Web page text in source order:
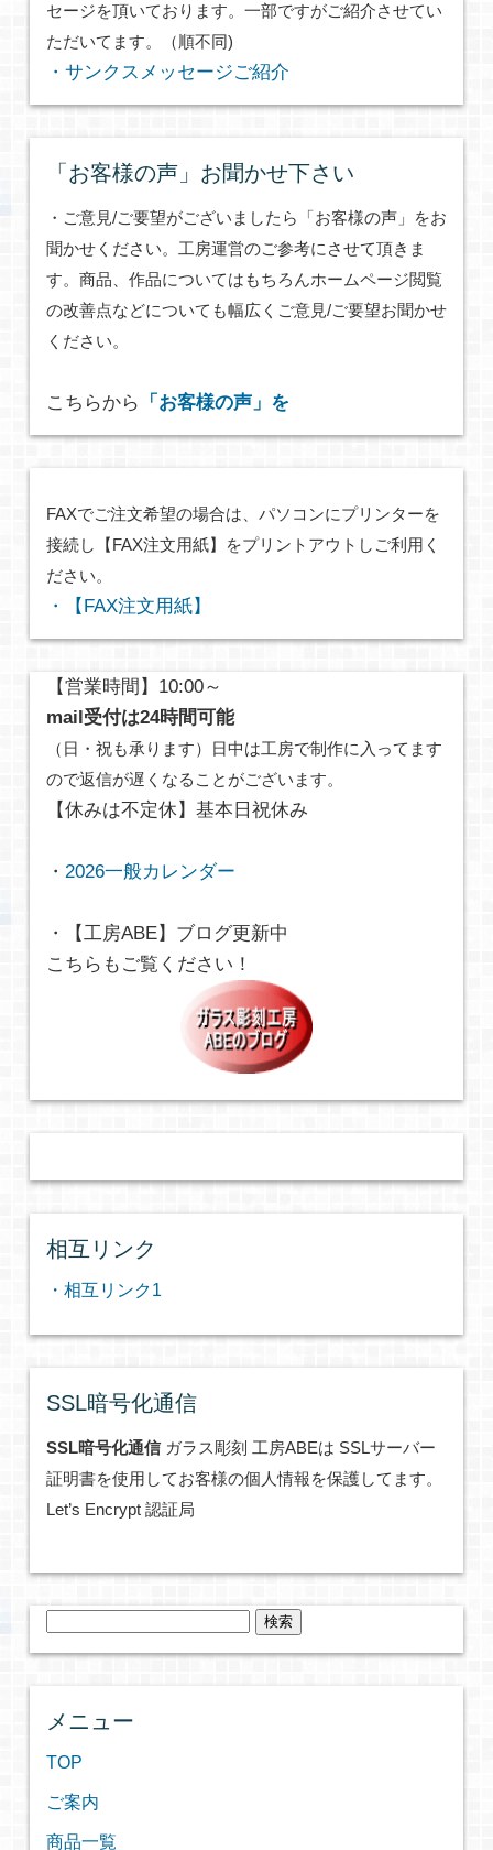
セージを頂いております。一部ですがご紹介させてい
ただいてます。（順不同)
・サンクスメッセージご紹介
「お客様の声」お聞かせ下さい
・ご意見/ご要望がございましたら「お客様の声」をお
聞かせください。工房運営のご参考にさせて頂きま
す。商品、作品についてはもちろんホームページ閲覧
の改善点などについても幅広くご意見/ご要望お聞かせ
ください。
こちらから 「お客様の声」を
FAXでご注文希望の場合は、パソコンにプリンターを
接続し【FAX注文用紙】をプリントアウトしご利用く
ださい。
・【FAX注文用紙】
【営業時間】10:00～
mail受付は24時間可能
（日・祝も承ります）日中は工房で制作に入ってます
ので返信が遅くなることがございます。
【休みは不定休】基本日祝休み
・ 2026一般カレンダー
・【工房ABE】ブログ更新中
こちらもご覧ください！
相互リンク
・相互リンク1
SSL暗号化通信
SSL暗号化通信ガラス彫刻 工房ABEは SSLサーバー
証明書を使用してお客様の個人情報を保護してます。
Let’s Encrypt 認証局
索:
メニュー
TOP
ご案内
商品一覧